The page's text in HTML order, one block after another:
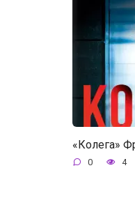
«Колега»
0 4